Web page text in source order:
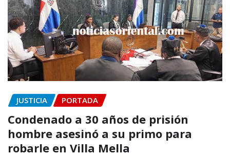
JUSTICIA PORTADA
Condenado a 30 años de prisión
hombre asesinó a su primo para
robarle en Villa Mella